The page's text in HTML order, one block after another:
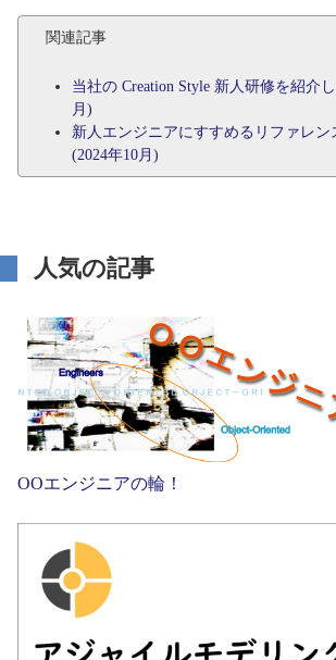
関連記事
当社の Creation Style 新人研修を紹介
月)
新人エンジニアにすすめるリファレン
(2024年10月)
人気の記事
OOエンジニアの輪！